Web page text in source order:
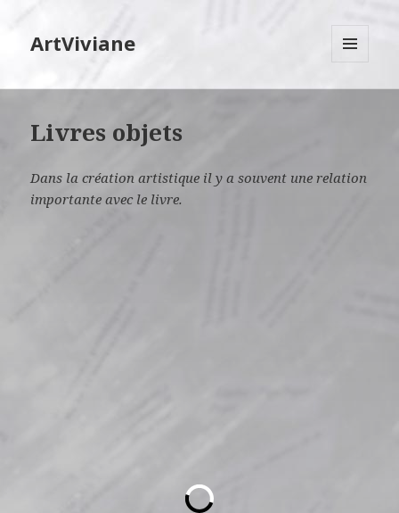
ArtViviane
Livres objets
Dans la création artistique il y a souvent une relation
importante avec le livre.